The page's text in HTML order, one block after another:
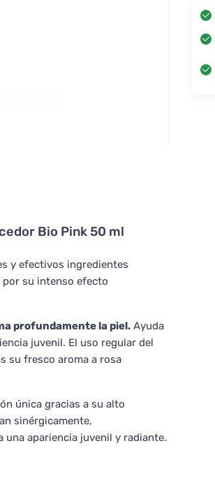
Bio Pink 50 ml
y efectivos ingredientes
por su intenso efecto
profundamente la piel. Ayuda
juvenil. El uso regular del
su fresco aroma a rosa
única gracias a su alto
sinérgicamente,
apariencia juvenil y radiante.